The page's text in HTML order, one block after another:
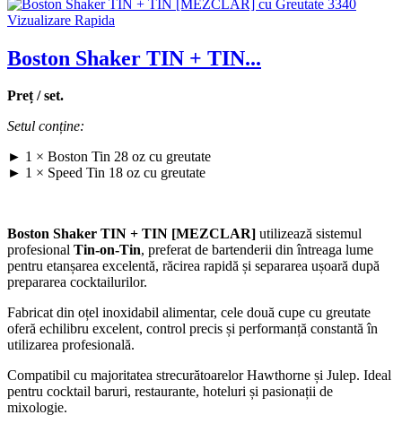
Vizualizare Rapida
Boston Shaker TIN + TIN...
Preț / set.
Setul conține:
► 1 × Boston Tin 28 oz cu greutate
► 1 × Speed Tin 18 oz cu greutate
Boston Shaker TIN + TIN [MEZCLAR] utilizează sistemul
profesional Tin-on-Tin, preferat de bartenderii din întreaga lume
pentru etanșarea excelentă, răcirea rapidă și separarea ușoară după
prepararea cocktailurilor.
Fabricat din oțel inoxidabil alimentar, cele două cupe cu greutate
oferă echilibru excelent, control precis și performanță constantă în
utilizarea profesională.
Compatibil cu majoritatea strecurătoarelor Hawthorne și Julep. Ideal
pentru cocktail baruri, restaurante, hoteluri și pasionații de
mixologie.